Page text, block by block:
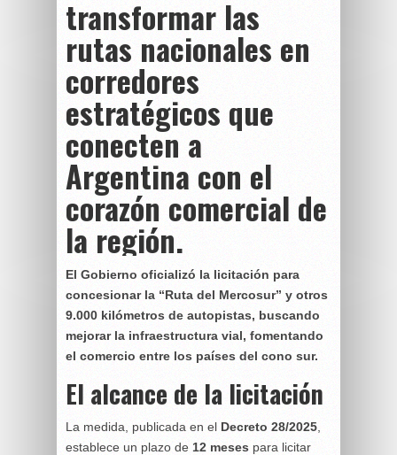
transformar las
rutas nacionales en
corredores
estratégicos que
conecten a
Argentina con el
corazón comercial de
la región.
El Gobierno oficializó la licitación para
concesionar la “Ruta del Mercosur” y otros
9.000 kilómetros de autopistas, buscando
mejorar la infraestructura vial, fomentando
el comercio entre los países del cono sur.
El alcance de la licitación
La medida, publicada en el Decreto 28/2025
establece un plazo de 12 meses para licitar